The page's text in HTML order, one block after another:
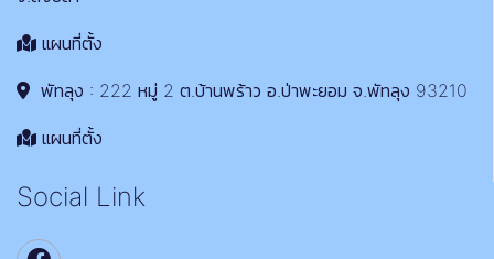
แผนที่ตั้ง
พัทลุง : 222 หมู่ 2 ต.บ้านพร้าว อ.ป่าพะยอม จ.พัทลุง 93210
แผนที่ตั้ง
Social Link